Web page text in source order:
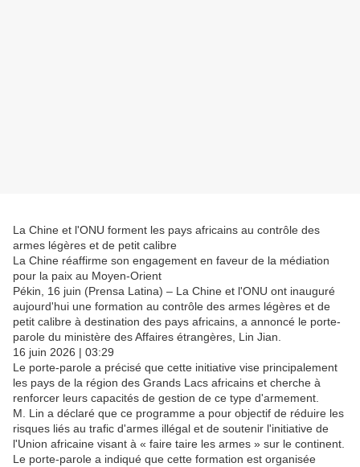
La Chine et l'ONU forment les pays africains au contrôle des
armes légères et de petit calibre
La Chine réaffirme son engagement en faveur de la médiation
pour la paix au Moyen-Orient
Pékin, 16 juin (Prensa Latina) – La Chine et l'ONU ont inauguré
aujourd'hui une formation au contrôle des armes légères et de
petit calibre à destination des pays africains, a annoncé le porte-
parole du ministère des Affaires étrangères, Lin Jian.
16 juin 2026 | 03:29
Le porte-parole a précisé que cette initiative vise principalement
les pays de la région des Grands Lacs africains et cherche à
renforcer leurs capacités de gestion de ce type d'armement.
M. Lin a déclaré que ce programme a pour objectif de réduire les
risques liés au trafic d'armes illégal et de soutenir l'initiative de
l'Union africaine visant à « faire taire les armes » sur le continent.
Le porte-parole a indiqué que cette formation est organisée